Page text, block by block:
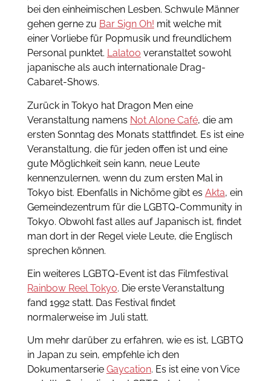
bei den einheimischen Lesben. Schwule Männer
gehen gerne zu Bar Sign Oh! mit welche mit
einer Vorliebe für Popmusik und freundlichem
Personal punktet. Lalatoo veranstaltet sowohl
japanische als auch internationale Drag-
Cabaret-Shows.
Zurück in Tokyo hat Dragon Men eine
Veranstaltung namens Not Alone Café, die am
ersten Sonntag des Monats stattfindet. Es ist eine
Veranstaltung, die für jeden offen ist und eine
gute Möglichkeit sein kann, neue Leute
kennenzulernen, wenn du zum ersten Mal in
Tokyo bist. Ebenfalls in Nichōme gibt es Akta, ein
Gemeindezentrum für die LGBTQ-Community in
Tokyo. Obwohl fast alles auf Japanisch ist, findet
man dort in der Regel viele Leute, die Englisch
sprechen können.
Ein weiteres LGBTQ-Event ist das Filmfestival
Rainbow Reel Tokyo. Die erste Veranstaltung
fand 1992 statt. Das Festival findet
normalerweise im Juli statt.
Um mehr darüber zu erfahren, wie es ist, LGBTQ
in Japan zu sein, empfehle ich den
Dokumentarserie Gaycation. Es ist eine von Vice